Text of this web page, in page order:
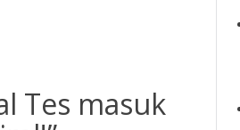
Tes masuk